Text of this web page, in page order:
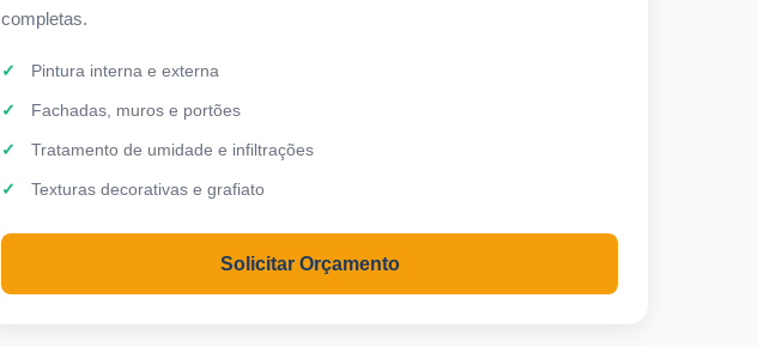
completas.
Pintura interna e externa
Fachadas, muros e portões
Tratamento de umidade e infiltrações
Texturas decorativas e grafiato
Solicitar Orçamento